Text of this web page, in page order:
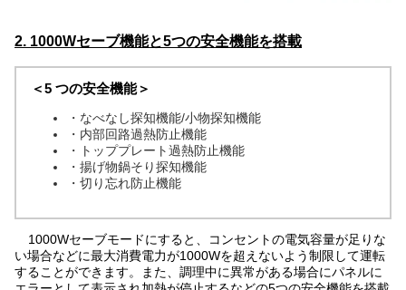
2. 1000Wセーブ機能と5つの安全機能を搭載
＜5 つの安全機能＞
・なべなし探知機能/小物探知機能
・内部回路過熱防止機能
・トッププレート過熱防止機能
・揚げ物鍋そり探知機能
・切り忘れ防止機能
1000Wセーブモードにすると、コンセントの電気容量が足りな
い場合などに最大消費電力が1000Wを超えないよう制限して運転
することができます。また、調理中に異常がある場合にパネルに